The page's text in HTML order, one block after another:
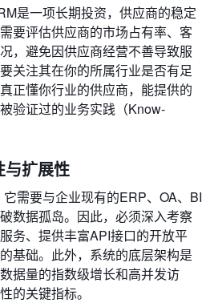
是一项长期投资，供应商的稳定
要评估供应商的市场占有率、客
，避免因供应商经营不善导致服
关注其在你的所属行业是否有足
正懂你行业的供应商，能提供的
验证过的业务实践（Know-
扩展性
需要与企业现有的ERP、OA、BI
数据孤岛。因此，必须深入考察
务、提供丰富API接口的开放平
基础。此外，系统的底层架构是
据量的指数级增长和高并发访
的关键指标。